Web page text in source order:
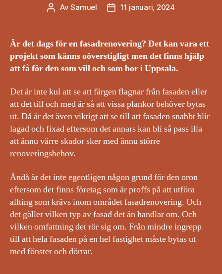
Inläggsförfattare
AvSamuel Inläggsdatum
11 januari, 2024
Är det dags för en fasadrenovering? Det kan vara ett
projekt som känns oöverstigligt men det finns hjälp
att få för den som vill och som bor i Uppsala.
Det är inte kul att se att färgen flagnar från fasaden eller
att det till och med är så att vissa plankor behöver bytas
ut. Då är det även viktigt att se till att fasaden snabbt blir
lagad och fixad eftersom det annars kan bli så pass illa
att ännu värre skador sker med ännu större
renoveringsbehov.
Ändå är det inte egentligen någon grund för den oron
eftersom det finns företag som är proffs på att utföra
allting som krävs inom området fasadrenovering. Och
det gäller vilken typ av fasad det än handlar om. Och
vilken omfattning det rör sig om. Från mindre ingrepp
till att hela fasaden på en hel fastighet måste bytas ut
med fönster och dörrar.